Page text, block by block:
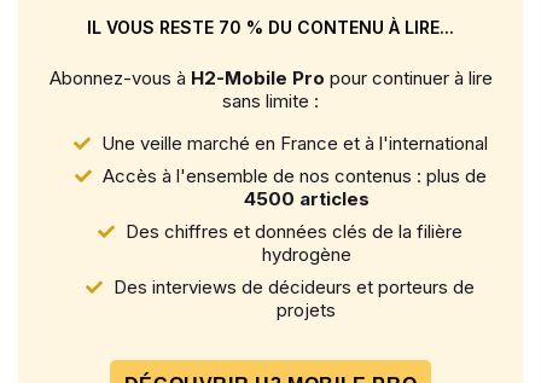
IL VOUS RESTE 70 % DU CONTENU À LIRE...
Abonnez-vous à H2-Mobile Pro pour continuer à lire
sans limite :
Une veille marché en France et à l'international
Accès à l'ensemble de nos contenus : plus de
4500 articles
Des chiffres et données clés de la filière
hydrogène
Des interviews de décideurs et porteurs de
projets